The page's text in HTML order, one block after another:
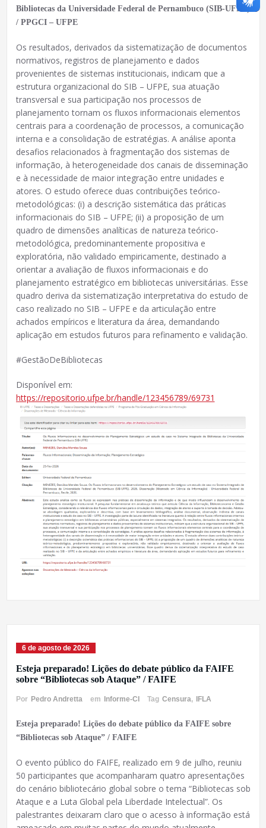
Bibliotecas da Universidade Federal de Pernambuco (SIB-UFPE)
/ PPGCI – UFPE
Os resultados, derivados da sistematização de documentos
normativos, registros de planejamento e dados
provenientes de sistemas institucionais, indicam que a
estrutura organizacional do SIB – UFPE, sua atuação
transversal e sua participação nos processos de
planejamento tornam os fluxos informacionais elementos
centrais para a coordenação de processos, a comunicação
interna e a consolidação de estratégias. A análise aponta
desafios relacionados à fragmentação dos sistemas de
informação, à heterogeneidade dos canais de disseminação
e à necessidade de maior integração entre unidades e
atores. O estudo oferece duas contribuições teórico‐
metodológicas: (i) a descrição sistemática das práticas
informacionais do SIB – UFPE; (ii) a proposição de um
quadro de dimensões analíticas de natureza teórico-
metodológica, predominantemente propositiva e
exploratória, não validado empiricamente, destinado a
orientar a avaliação de fluxos informacionais e do
planejamento estratégico em bibliotecas universitárias. Esse
quadro deriva da sistematização interpretativa do estudo de
caso realizado no SIB – UFPE e da articulação entre
achados empíricos e literatura da área, demandando
aplicação em estudos futuros para refinamento e validação.
#GestãoDeBibliotecas
Disponível em:
https://repositorio.ufpe.br/handle/123456789/69731
6 de agosto de 2026
Esteja preparado! Lições do debate público da FAIFE
sobre “Bibliotecas sob Ataque” / FAIFE
Por Pedro Andretta em Informe-CI Tag Censura, IFLA
Esteja preparado! Lições do debate público da FAIFE sobre
“Bibliotecas sob Ataque” / FAIFE
O evento público do FAIFE, realizado em 9 de julho, reuniu
50 participantes que acompanharam quatro apresentações
do cenário bibliotecário global sobre o tema “Bibliotecas sob
Ataque e a Luta Global pela Liberdade Intelectual”. Os
palestrantes deixaram claro que o acesso à informação está